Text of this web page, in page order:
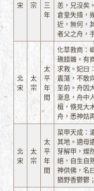
宋
宗
三
年
恙，兄沒矣
倉皇失措，
近，無何，
者父之舟，
北
宋
太
宗
太
平
年
間
化草救商：
礁錯雜。有
求救。妃曰
震蕩，不敢
至前。舟因
漸息，舟中
楫，倏見大
舟，悉神姑
北
宋
太
宗
太
平
年
間
菜甲天成：
其地。適母
芽解甲，燦
絕，自生自
神供佛，名
猶野香鬱鬱